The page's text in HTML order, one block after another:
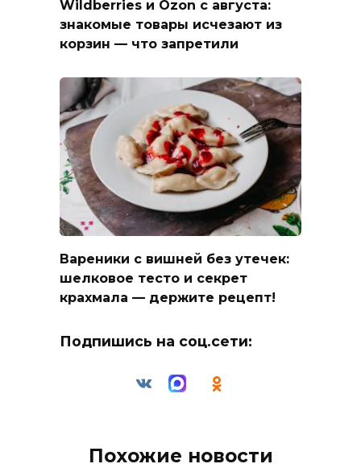
Wildberries и Ozon с августа:
знакомые товары исчезают из
корзин — что запретили
Вареники с вишней без утечек:
шелковое тесто и секрет
крахмала — держите рецепт!
Подпишись на соц.сети:
Похожие новости